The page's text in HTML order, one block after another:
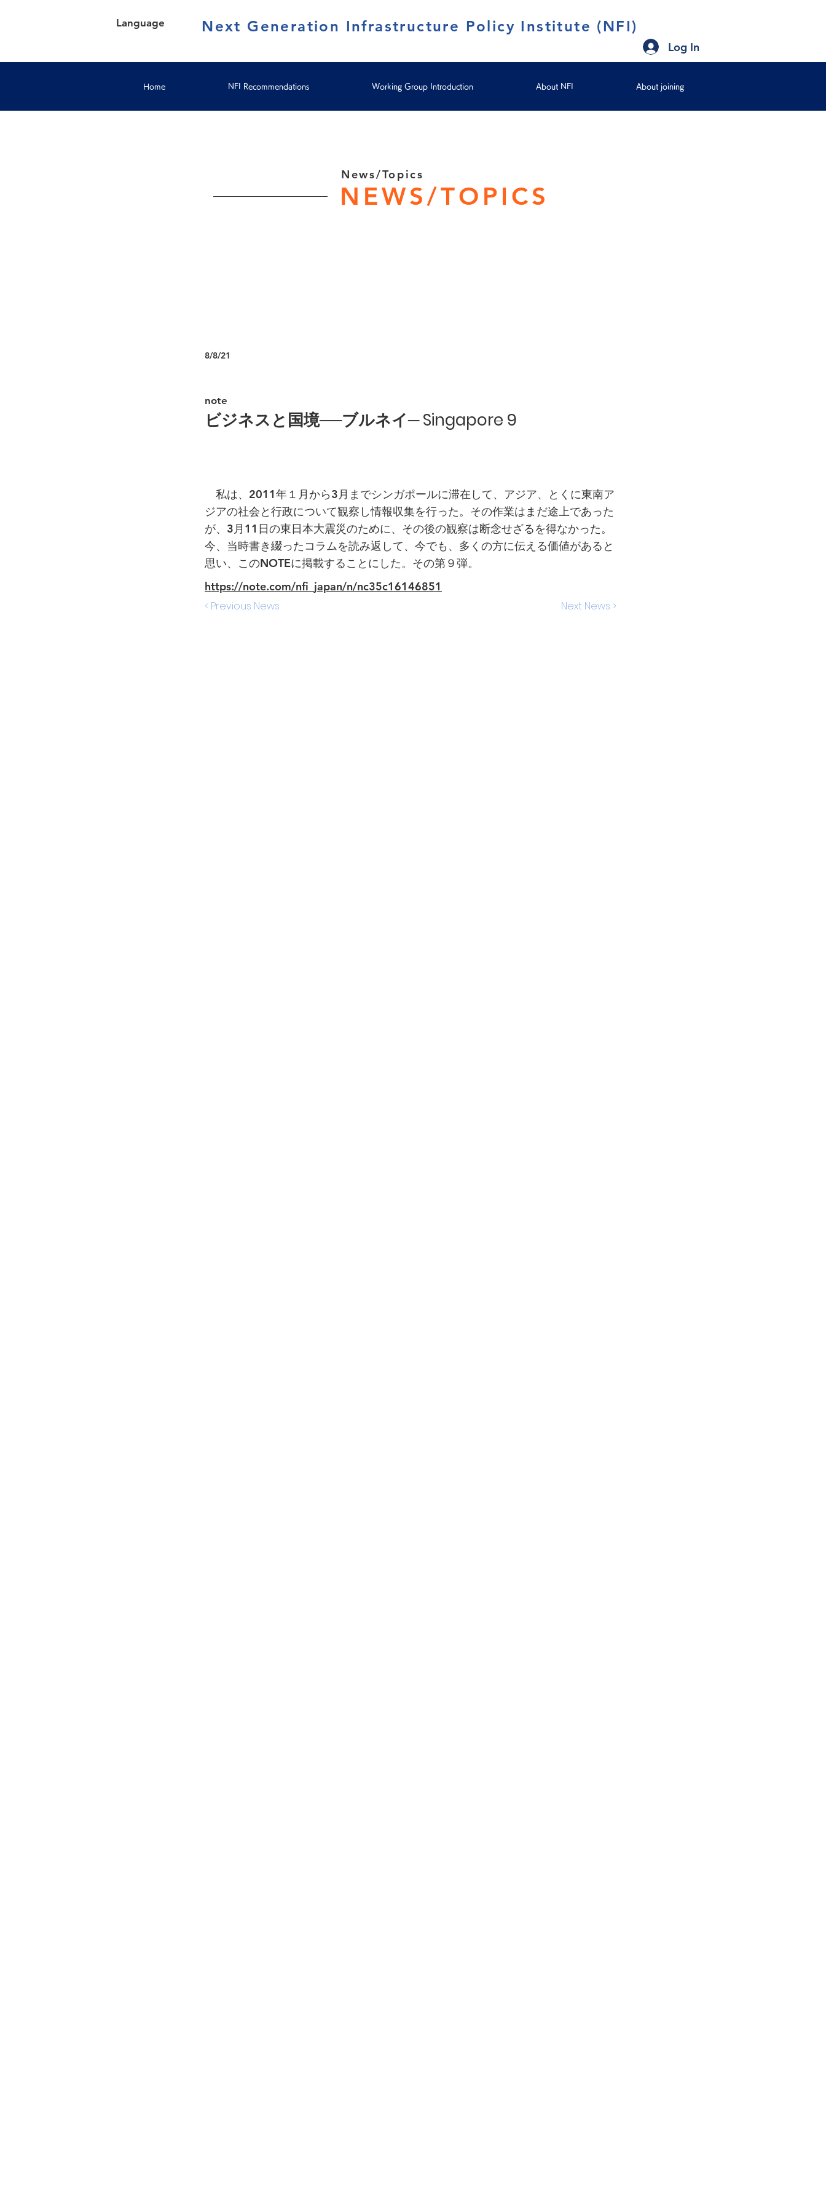
Next Generation Infrastructure Policy Institute (NFI)
Language
Log In
Home NFI Recommendations Working Group Introduction About NFI About joining
News/Topics
NEWS/TOPICS
8/8/21
note
ビジネスと国境──ブルネイ─ Singapore 9
私は、2011年１月から3月までシンガポールに滞在して、アジア、とくに東南ア
ジアの社会と行政について観察し情報収集を行った。その作業はまだ途上であった
が、3月11日の東日本大震災のために、その後の観察は断念せざるを得なかった。
今、当時書き綴ったコラムを読み返して、今でも、多くの方に伝える価値があると
思い、このNOTEに掲載することにした。その第９弾。
https://note.com/nfi_japan/n/nc35c16146851
< Previous News
Next News >